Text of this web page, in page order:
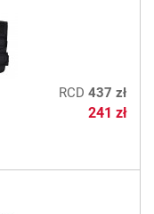
RCD 437 zł
241 zł